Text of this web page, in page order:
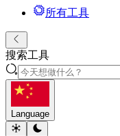
所有工具
搜索工具
Language